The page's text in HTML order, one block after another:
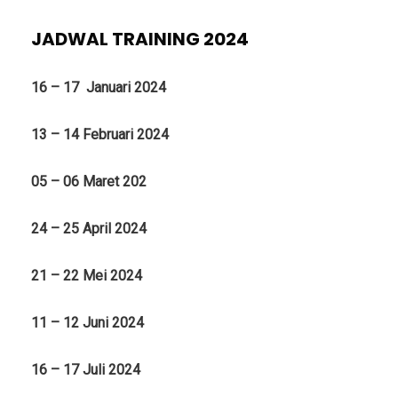
JADWAL TRAINING 2024
16 – 17 Januari 2024
13 – 14 Februari 2024
05 – 06 Maret 202
24 – 25 April 2024
21 – 22 Mei 2024
11 – 12 Juni 2024
16 – 17 Juli 2024